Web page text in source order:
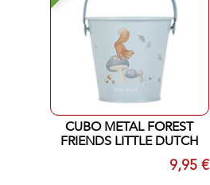
CUBO METAL FOREST
FRIENDS LITTLE DUTCH
9,95 €